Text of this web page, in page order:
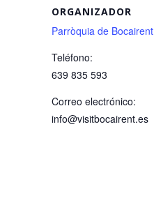
ORGANIZADOR
Parròquia de Bocairent
Teléfono:
639 835 593
Correo electrónico:
info@visitbocairent.es